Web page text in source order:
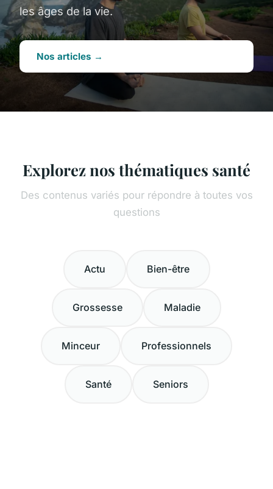
les âges de la vie.
Nos articles →
Explorez nos thématiques santé
Des contenus variés pour répondre à toutes vos
questions
Actu Bien-être
Grossesse Maladie
Minceur Professionnels
Santé Seniors